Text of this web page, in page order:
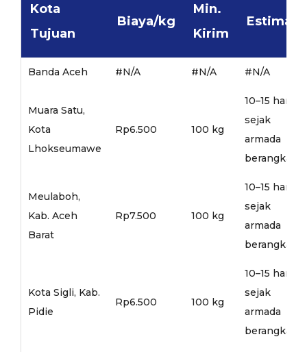
Kota
Tujuan
Biaya/kg
Min.
Kirim
Estimasi
Banda Aceh #N/A #N/A #N/A
Muara Satu,
Kota
Lhokseumawe
Rp6.500 100 kg
10–15 hari
sejak
armada
berangkat
Meulaboh,
Kab. Aceh
Barat
Rp7.500 100 kg
10–15 hari
sejak
armada
berangkat
Kota Sigli, Kab.
Pidie
Rp6.500 100 kg
10–15 hari
sejak
armada
berangkat